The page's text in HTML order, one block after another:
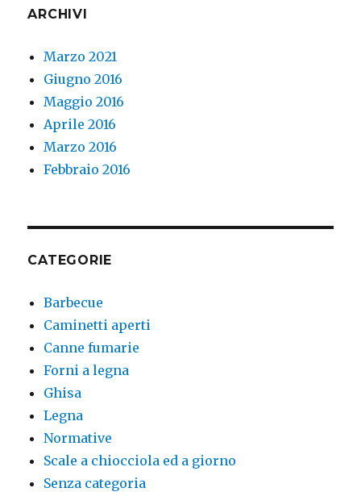
ARCHIVI
Marzo 2021
Giugno 2016
Maggio 2016
Aprile 2016
Marzo 2016
Febbraio 2016
CATEGORIE
Barbecue
Caminetti aperti
Canne fumarie
Forni a legna
Ghisa
Legna
Normative
Scale a chiocciola ed a giorno
Senza categoria